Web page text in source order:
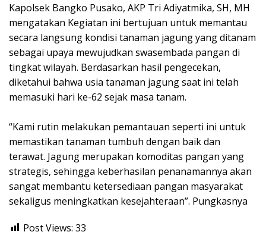
Kapolsek Bangko Pusako, AKP Tri Adiyatmika, SH, MH
mengatakan Kegiatan ini bertujuan untuk memantau
secara langsung kondisi tanaman jagung yang ditanam
sebagai upaya mewujudkan swasembada pangan di
tingkat wilayah. Berdasarkan hasil pengecekan,
diketahui bahwa usia tanaman jagung saat ini telah
memasuki hari ke-62 sejak masa tanam.
“Kami rutin melakukan pemantauan seperti ini untuk
memastikan tanaman tumbuh dengan baik dan
terawat. Jagung merupakan komoditas pangan yang
strategis, sehingga keberhasilan penanamannya akan
sangat membantu ketersediaan pangan masyarakat
sekaligus meningkatkan kesejahteraan”. Pungkasnya
Post Views: 33